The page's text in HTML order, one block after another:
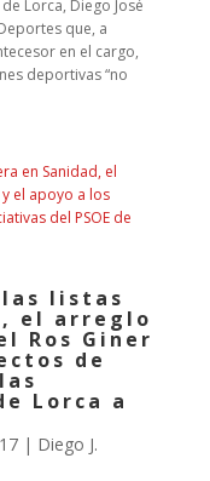
Lorca, Diego José
que, a
en el cargo,
deportivas “no
listas
el arreglo
Ros Giner
de
Lorca a
| Diego J.